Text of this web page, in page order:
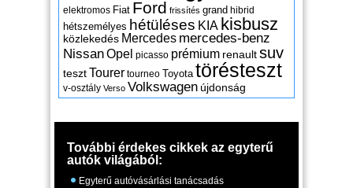
elektromos Fiat Ford frissítés grand hibrid
hétszemélyes hétüléses KIA kisbusz
közlekedés Mercedes mercedes-benz
NissanOpel picasso prémium renaultsuv
tesztTourer tourneo Toyota törésteszt
v-osztály Verso Volkswagen újdonság
További érdekes cikkek az egyterű
autók világából:
Egyterű autóvásárlási tanácsadás